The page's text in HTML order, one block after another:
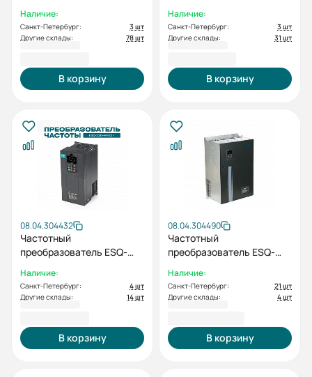
Наличие:
Санкт-Петербург:
3 шт
Другие склады:
78 шт
В корзину
380В
Наличие:
Санкт-Петербург:
3 шт
Другие склады:
31 шт
В корзину
08.04.304432
Частотный
преобразователь ESQ-
Наличие:
Санкт-Петербург:
4 шт
Другие склады:
14 шт
В корзину
08.04.304490
Частотный
преобразователь ESQ-
Наличие:
Санкт-Петербург:
21 шт
Другие склады:
4 шт
В корзину